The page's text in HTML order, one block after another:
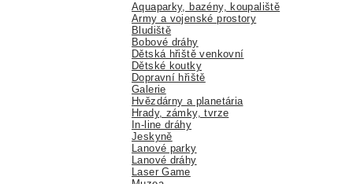
Aquaparky, bazény, koupaliště
Army a vojenské prostory
Bludiště
Bobové dráhy
Dětská hřiště venkovní
Dětské koutky
Dopravní hřiště
Galerie
Hvězdárny a planetária
Hrady, zámky, tvrze
In-line dráhy
Jeskyně
Lanové parky
Lanové dráhy
Laser Game